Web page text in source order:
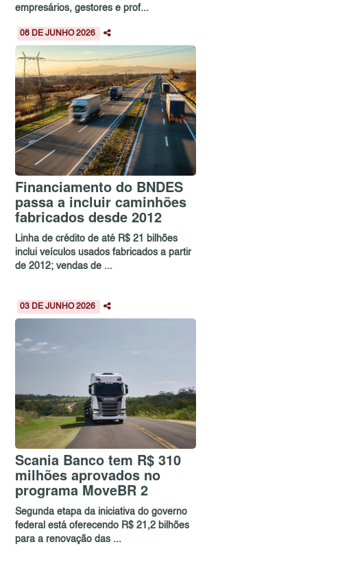
empresários, gestores e prof...
08 DE JUNHO 2026
Financiamento do BNDES
passa a incluir caminhões
fabricados desde 2012
Linha de crédito de até R$ 21 bilhões
inclui veículos usados fabricados a partir
de 2012; vendas de ...
03 DE JUNHO 2026
Scania Banco tem R$ 310
milhões aprovados no
programa MoveBR 2
Segunda etapa da iniciativa do governo
federal está oferecendo R$ 21,2 bilhões
para a renovação das ...